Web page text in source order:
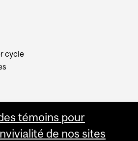
cycle
témoins pour
de nos sites